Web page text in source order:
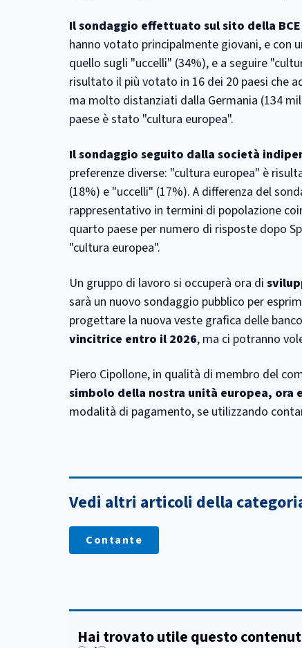
Il sondaggio effettuato sul sito della BCE
hanno votato principalmente giovani, e
quello sugli "uccelli" (34%), e a seguire
risultato il più votato in 16 dei 20 paesi che
ma molto distanziati dalla Germania (134
paese è stato "cultura europea".
Il sondaggio seguito dalla società
preferenze diverse: "cultura europea" è
(18%) e "uccelli" (17%). A differenza del
rappresentativo in termini di popolazione
quarto paese per numero di risposte dopo
"cultura europea".
Un gruppo di lavoro si occuperà ora di
sarà un nuovo sondaggio pubblico per
progettare la nuova veste grafica delle
vincitrice entro il 2026, ma ci potranno
Piero Cipollone, in qualità di membro del
simbolo della nostra unità europea, ora
modalità di pagamento, se utilizzando
Vedi altri articoli della
Contante
Hai trovato utile questo